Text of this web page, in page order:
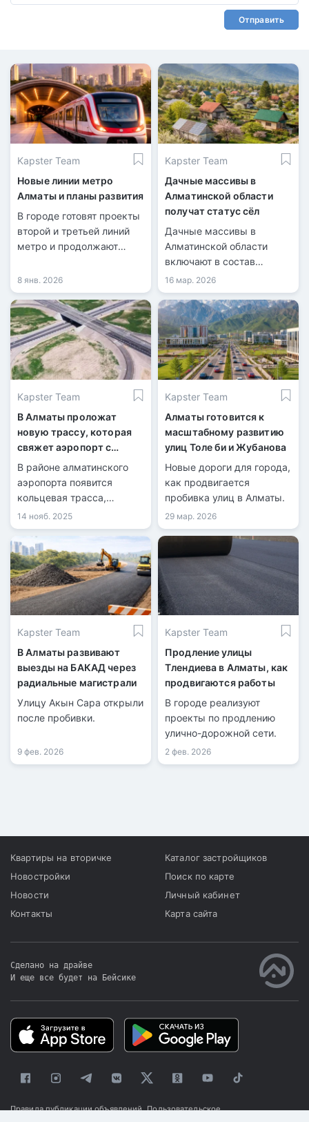
Отправить
Kapster Team
Новые линии метро
Алматы и планы развития
В городе готовят проекты
второй и третьей линий
метро и продолжают
8 янв. 2026
Kapster Team
Дачные массивы в
Алматинской области
получат статус сёл
Дачные массивы в
Алматинской области
включают в состав
населённых пунктов.
16 мар. 2026
Kapster Team
В Алматы проложат
новую трассу, которая
свяжет аэропорт с
БАКАД
В районе алматинского
аэропорта появится
кольцевая трасса,
соединяющая его с
БАКАД.
14 нояб. 2025
Kapster Team
Алматы готовится к
масштабному развитию
улиц Толе би и Жубанова
Новые дороги для города,
как продвигается
пробивка улиц в Алматы.
29 мар. 2026
Kapster Team
В Алматы развивают
выезды на БАКАД через
радиальные магистрали
Улицу Акын Сара открыли
после пробивки.
9 фев. 2026
Kapster Team
Продление улицы
Тлендиева в Алматы, как
продвигаются работы
В городе реализуют
проекты по продлению
улично-дорожной сети.
2 фев. 2026
Квартиры на вторичке
Новостройки
Новости
Контакты
Каталог застройщиков
Поиск по карте
Личный кабинет
Карта сайта
Сделано на драйве
И еще все будет на Бейсике
Правила публикации объявлений Пользовательское